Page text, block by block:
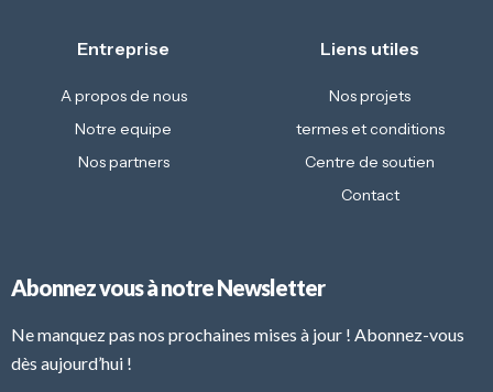
Entreprise
A propos de nous
Notre equipe
Nos partners
Liens utiles
Nos projets
termes et conditions
Centre de soutien
Contact
Abonnez vous à notre Newsletter
Ne manquez pas nos prochaines mises à jour ! Abonnez-vous
dès aujourd’hui !